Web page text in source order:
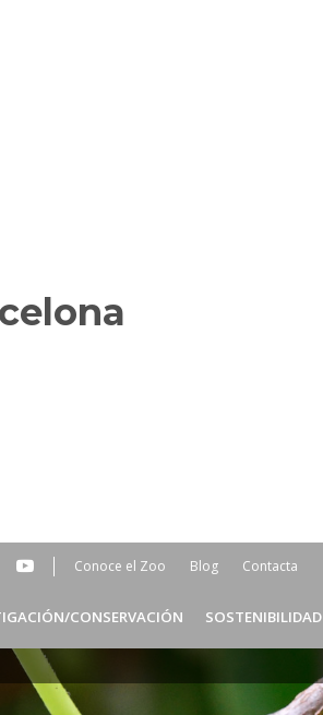
Header
ES
Conoce el Zoo Blog Contacta
CONSERVACIÓN SOSTENIBILIDAD